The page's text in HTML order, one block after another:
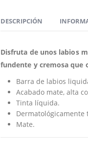
DESCRIPCIÓN
Disfruta de unos labios
fundente y cremosa que
Barra de labios
Acabado mate, alta
Tinta líquida.
Dermatológicamente
Mate.